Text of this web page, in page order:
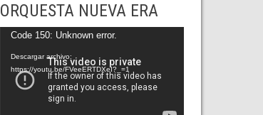
ORQUESTA NUEVA ERA
Reproductor
vídeo
Code 150: Unknown error.
Descargar archivo:
https://youtu.be/FVeeERTDXeI?_=1